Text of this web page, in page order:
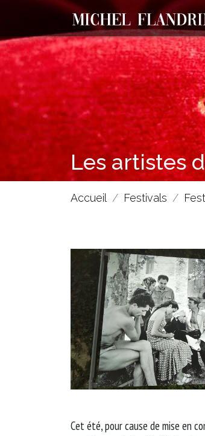
Les artistes
Accueil Festivals
Cet été, pour cause de mise en